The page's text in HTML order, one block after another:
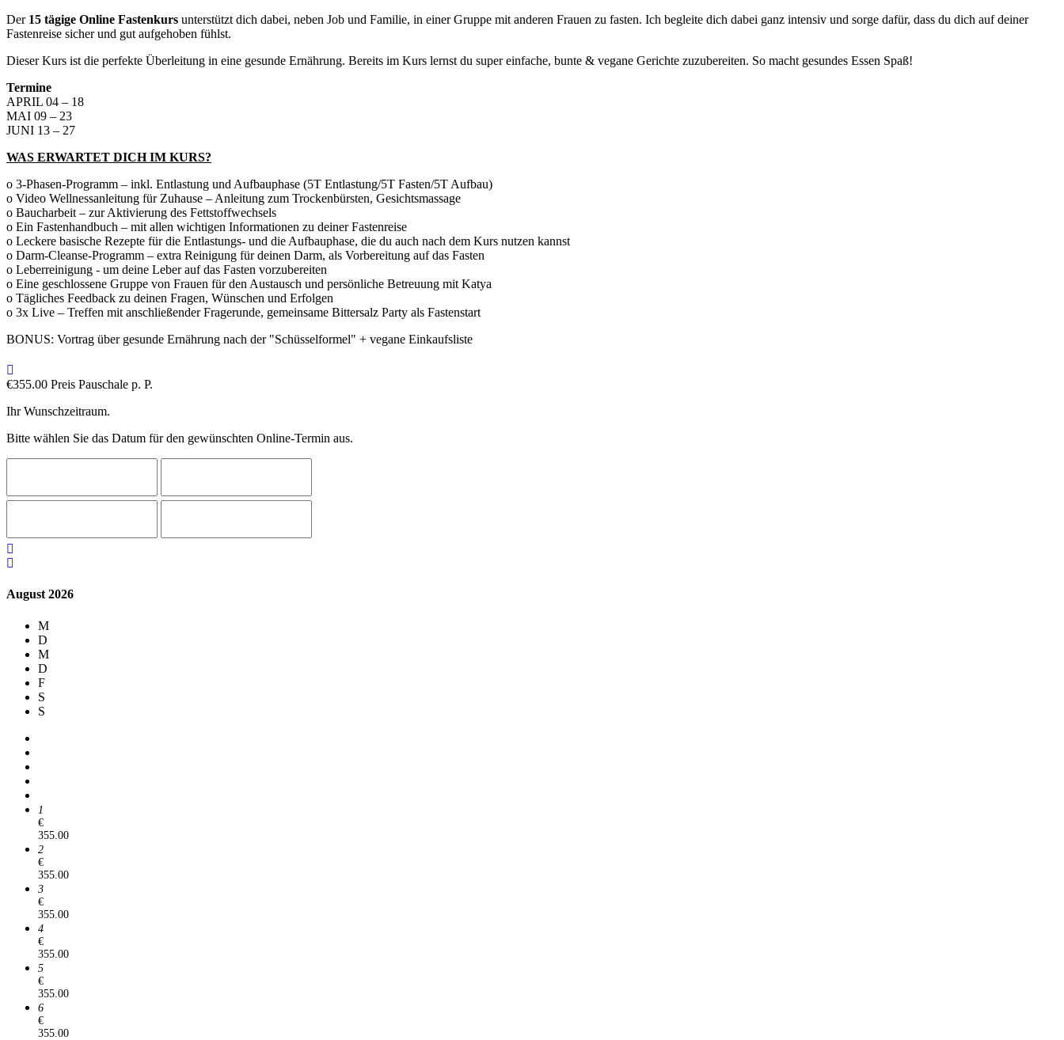
Der 15 tägige Online Fastenkurs unterstützt dich dabei, neben Job und Familie, in einer Gruppe mit anderen Frauen zu fasten. Ich begleite dich dabei ganz intensiv und sorge dafür, dass du dich auf deiner
Fastenreise sicher und gut aufgehoben fühlst.
Dieser Kurs ist die perfekte Überleitung in eine gesunde Ernährung. Bereits im Kurs lernst du super einfache, bunte & vegane Gerichte zuzubereiten. So macht gesundes Essen Spaß!
Termine
APRIL 04 – 18
MAI 09 – 23
JUNI 13 – 27
WAS ERWARTET DICH IM KURS?
o 3-Phasen-Programm – inkl. Entlastung und Aufbauphase (5T Entlastung/5T Fasten/5T Aufbau)
o Video Wellnessanleitung für Zuhause – Anleitung zum Trockenbürsten, Gesichtsmassage
o Baucharbeit – zur Aktivierung des Fettstoffwechsels
o Ein Fastenhandbuch – mit allen wichtigen Informationen zu deiner Fastenreise
o Leckere basische Rezepte für die Entlastungs- und die Aufbauphase, die du auch nach dem Kurs nutzen kannst
o Darm-Cleanse-Programm – extra Reinigung für deinen Darm, als Vorbereitung auf das Fasten
o Leberreinigung - um deine Leber auf das Fasten vorzubereiten
o Eine geschlossene Gruppe von Frauen für den Austausch und persönliche Betreuung mit Katya
o Tägliches Feedback zu deinen Fragen, Wünschen und Erfolgen
o 3x Live – Treffen mit anschließender Fragerunde, gemeinsame Bittersalz Party als Fastenstart
BONUS: Vortrag über gesunde Ernährung nach der "Schüsselformel" + vegane Einkaufsliste
€355.00 Preis Pauschale p. P.
Ihr Wunschzeitraum.
Bitte wählen Sie das Datum für den gewünschten Online-Termin aus.
August 2026
M
D
M
D
F
S
S
1
€
355.00
2
€
355.00
3
€
355.00
4
€
355.00
5
€
355.00
6
€
355.00